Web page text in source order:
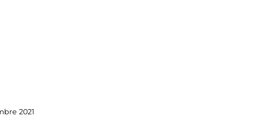
2021